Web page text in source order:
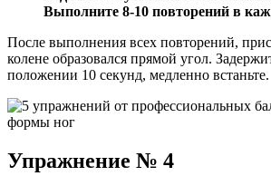
Выполните 8-10 повторений в
После выполнения всех повторений,
колене образовался прямой угол.
положении 10 секунд, медленно встаньте.
Упражнение № 4